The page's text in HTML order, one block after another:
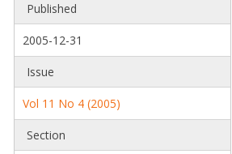
Published
2005-12-31
Issue
Vol 11 No 4 (2005)
Section